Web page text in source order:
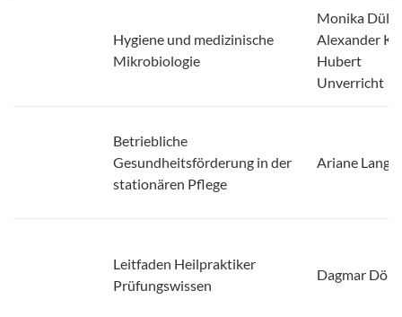
Hygiene und medizinische
Mikrobiologie
Monika
Alexander
Hubert
Unverricht
Betriebliche
Gesundheitsförderung in der
stationären Pflege
Ariane Lange
Leitfaden Heilpraktiker
Prüfungswissen
Dagmar